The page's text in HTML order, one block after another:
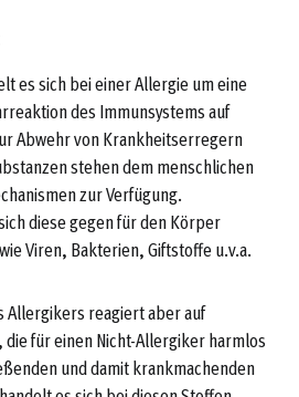
es sich bei einer Allergie um eine
des Immunsystems auf
Abwehr von Krankheitserregern
stehen dem menschlichen
zur Verfügung.
diese gegen für den Körper
Viren, Bakterien, Giftstoffe u.v.a.
Allergikers reagiert aber auf
für einen Nicht-Allergiker harmlos
und damit krankmachenden